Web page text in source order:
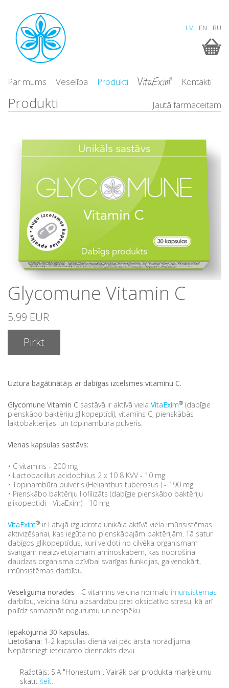
Par mums Veselība Produkti Kontakti
LV EN RU
Produkti Jautā farmaceitam
Glycomune Vitamin C
5.99 EUR
Pirkt
Uztura bagātinātājs ar dabīgas izcelsmes vitamīnu C.
Glycomune Vitamin C sastāvā ir aktīvā viela VitaExim® (dabīgie
pienskābo baktēriju glikopeptīdi), vitamīns C, pienskābās
laktobaktērijas un topinambūra pulveris.
Vienas kapsulas sastāvs:
• C vitamīns - 200 mg
• Lactobacillus acidophilus 2 x 10 8 KVV - 10 mg
• Topinambūra pulveris (Helianthus tuberosus ) - 190 mg
• Pienskābo baktēriju liofilizāts (dabīgie pienskābo baktēriju
glikopeptīdi - VitaExim) - 10 mg
VitaExim® ir Latvijā izgudrota unikāla aktīvā viela imūnsistēmas
aktivizēšanai, kas iegūta no pienskābajām baktērijām. Tā satur
dabīgos glikopeptīdus, kuri veidoti no cilvēka organismam
svarīgām neaizvietojamām aminoskābēm, kas nodrošina
daudzas organisma dzīvībai svarīgas funkcijas, galvenokārt,
imūnsistēmas darbību.
Veselīguma norādes - C vitamīns veicina normālu imūnsistēmas
darbību, veicina šūnu aizsardzību pret oksidatīvo stresu, kā arī
palīdz samazināt nogurumu un nespēku.
Iepakojumā 30 kapsulas.
Lietošana: 1-2 kapsulas dienā vai pēc ārsta norādījuma.
Nepārsniegt ieteicamo diennakts devu.
Ražotājs: SIA "Honestum". Vairāk par produkta marķējumu
skatīt šeit.